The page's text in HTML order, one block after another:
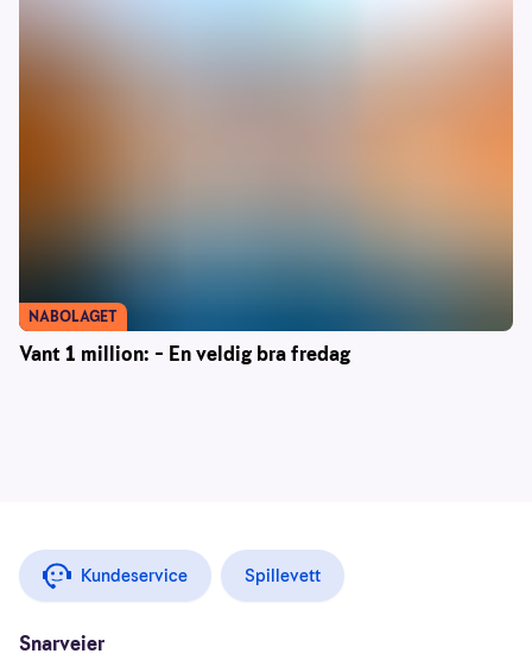
Vant 1 million: – En veldig bra fredag
NABOLAGET
Kundeservice Spillevett
Snarveier